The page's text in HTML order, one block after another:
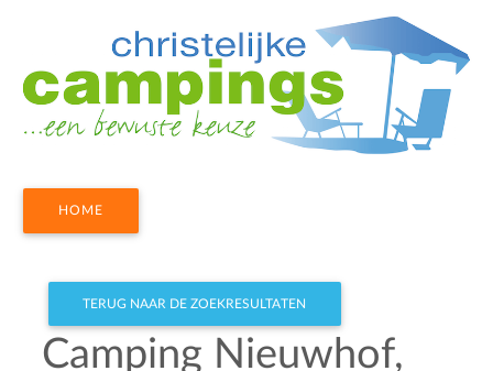
HOME
TERUG NAAR DE ZOEKRESULTATEN
Camping Nieuwhof,